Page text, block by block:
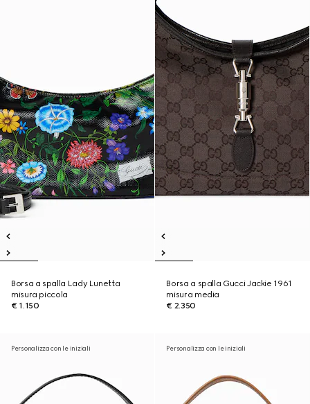
Borsa a spalla Lady Lunetta
misura piccola
€ 1.150
Borsa a spalla Gucci Jackie 1961
misura media
€ 2.350
Personalizza con le iniziali Personalizza con le iniziali